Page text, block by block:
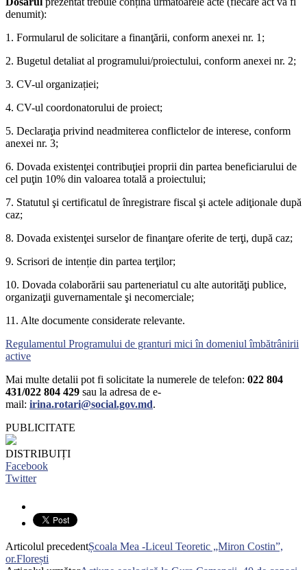
denumit):
1. Formularul de solicitare a finanţării, conform anexei nr. 1;
2. Bugetul detaliat al programului/proiectului, conform anexei nr. 2;
3. CV-ul organizației;
4. CV-ul coordonatorului de proiect;
5. Declaraţia privind neadmiterea conflictelor de interese, conform
anexei nr. 3;
6. Dovada existenţei contribuţiei proprii din partea beneficiarului de
cel puţin 10% din valoarea totală a proiectului;
7. Statutul şi certificatul de înregistrare fiscal şi actele adiţionale după
caz;
8. Dovada existenţei surselor de finanţare oferite de terţi, după caz;
9. Scrisori de intenție din partea terţilor;
10. Dovada colaborării sau parteneriatul cu alte autorităţi publice,
organizaţii guvernamentale şi necomerciale;
11. Alte documente considerate relevante.
Regulamentul Programului de granturi mici în domeniul îmbătrânirii
active
Mai multe detalii pot fi solicitate la numerele de telefon: 022 804
431/022 804 429 sau la adresa de e-
mail: irina.rotari@social.gov.md.
PUBLICITATE
DISTRIBUIȚI
Facebook
Twitter
Articolul precedentȘcoala Mea -Liceul Teoretic „Miron Costin”,
or.Florești